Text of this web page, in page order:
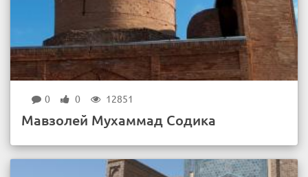
0 0 12851
Мавзолей Мухаммад Содика